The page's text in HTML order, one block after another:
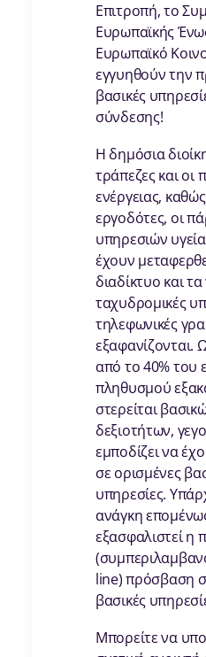
Επιτροπή, το
Ευρωπαϊκής
Ευρωπαϊκό
εγγυηθούν την
βασικές
σύνδεσης!
Η δημόσια
τράπεζες και οι
ενέργειας,
εργοδότες, οι
υπηρεσιών
έχουν
διαδίκτυο και τα
ταχυδρομικές
τηλεφωνικές
από το 40% του
πληθυσμού
στερείται
δεξιοτήτων,
εμποδίζει να
σε ορισμένες
υπηρεσίες.
ανάγκη
εξασφαλιστεί η
line) πρόσβαση
βασικές
Μπορείτε να